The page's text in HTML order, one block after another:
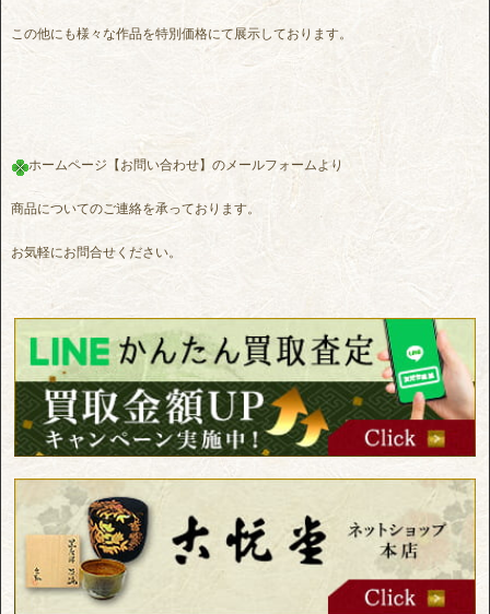
この他にも様々な作品を特別価格にて展示しております。
ホームページ【お問い合わせ】のメールフォームより
商品についてのご連絡を承っております。
お気軽にお問合せください。